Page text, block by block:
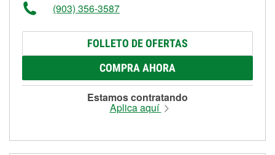
(903) 356-3587
FOLLETO DE OFERTAS
COMPRA AHORA
Estamos contratando
Aplica aquí